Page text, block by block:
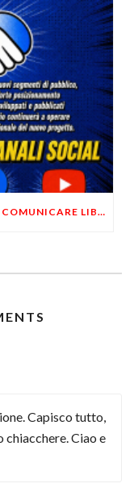
ARRIVA MOLIB, UN ALTRO MODO DI COMUNICARE LIBERTARIO
Capisco tutto,
chiacchere. Ciao e